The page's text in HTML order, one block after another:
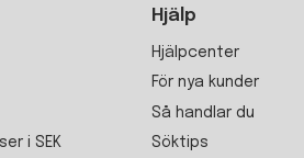
i SEK
Hjälp
Hjälpcenter
För nya kunder
Så handlar du
Söktips